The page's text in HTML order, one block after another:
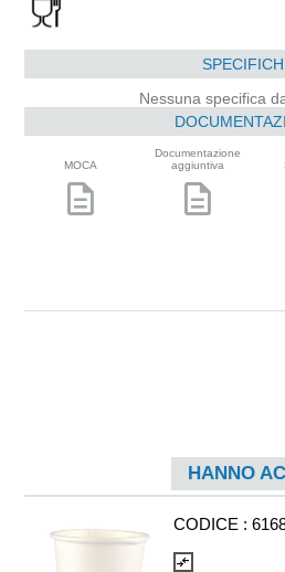
Nessuna specifica
MOCA
description
Documentazione
aggiuntiva
description
HANNO
CODICE :
compare_arrows